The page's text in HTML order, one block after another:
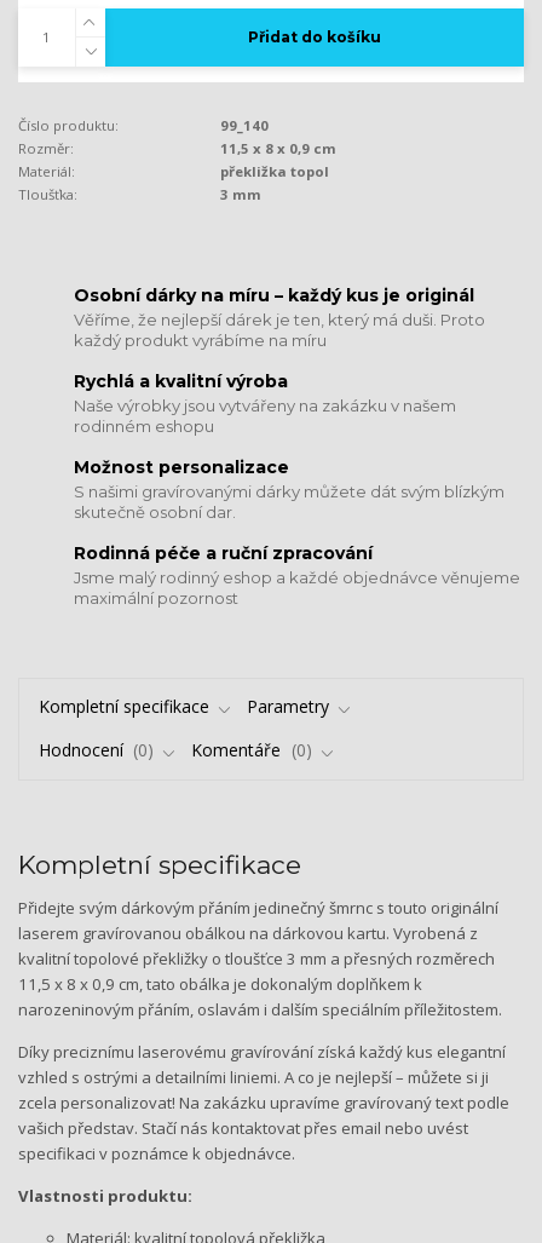
Přidat do košíku
Číslo produktu:
99_140
Rozměr:
11,5 x 8 x 0,9 cm
Materiál:
překližka topol
Tloušťka:
3 mm
​​​​​​​Osobní dárky na míru – každý kus je originál
Věříme, že nejlepší dárek je ten, který má duši. Proto
každý produkt vyrábíme na míru
Rychlá a kvalitní výroba
Naše výrobky jsou vytvářeny na zakázku v našem
rodinném eshopu
Možnost personalizace
S našimi gravírovanými dárky můžete dát svým blízkým
skutečně osobní dar.
​​​​​​​Rodinná péče a ruční zpracování
Jsme malý rodinný eshop a každé objednávce věnujeme
maximální pozornost
Kompletní specifikace
Parametry
Hodnocení
0 Komentáře 0
Kompletní specifikace
Přidejte svým dárkovým přáním jedinečný šmrnc s touto originální
laserem gravírovanou obálkou na dárkovou kartu. Vyrobená z
kvalitní topolové překližky o tloušťce 3 mm a přesných rozměrech
11,5 x 8 x 0,9 cm, tato obálka je dokonalým doplňkem k
narozeninovým přáním, oslavám i dalším speciálním příležitostem.
Díky preciznímu laserovému gravírování získá každý kus elegantní
vzhled s ostrými a detailními liniemi. A co je nejlepší – můžete si ji
zcela personalizovat! Na zakázku upravíme gravírovaný text podle
vašich představ. Stačí nás kontaktovat přes email nebo uvést
specifikaci v poznámce k objednávce.
Vlastnosti produktu:
Materiál: kvalitní topolová překližka